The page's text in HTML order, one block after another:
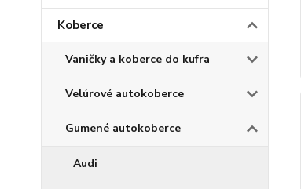
Koberce
Vaničky a koberce do kufra
Velúrové autokoberce
Gumené autokoberce
Audi